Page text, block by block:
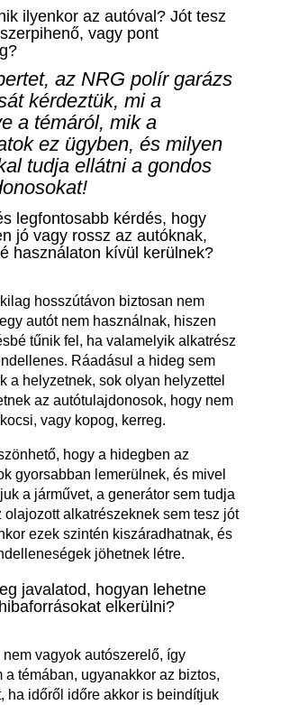
ilyenkor az autóval? Jót tesz
vagy pont
az NRG polír garázs
kérdeztük, mi a
a témáról, mik a
ez ügyben, és milyen
tudja ellátni a gondos
legfontosabb kérdés, hogy
jó vagy rossz az autóknak,
használaton kívül kerülnek?
hosszútávon biztosan nem
autót nem használnak, hiszen
tűnik fel, ha valamelyik alkatrész
Ráadásul a hideg sem
a helyzetnek, sok olyan helyzettel
az autótulajdonosok, hogy nem
vagy kopog, kerreg.
hogy a hidegben az
gyorsabban lemerülnek, és mivel
a járművet, a generátor sem tudja
olajozott alkatrészeknek sem tesz jót
ezek szintén kiszáradhatnak, és
jöhetnek létre.
javalatod, hogyan lehetne
elkerülni?
nem vagyok autószerelő, így
a témában, ugyanakkor az biztos,
ha időről időre akkor is beindítjuk